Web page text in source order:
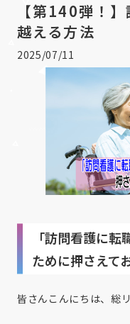
【第140弾！
越える方法
2025/07/11
「訪問看護に
ために押さえて
皆さんこんにちは、総